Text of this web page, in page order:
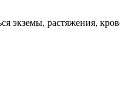
экземы, растяжения,